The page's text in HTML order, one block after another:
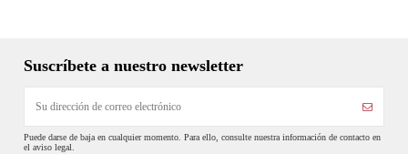
Suscríbete a nuestro newsletter
Puede darse de baja en cualquier momento. Para ello, consulte nuestra información de contacto en
el aviso legal.